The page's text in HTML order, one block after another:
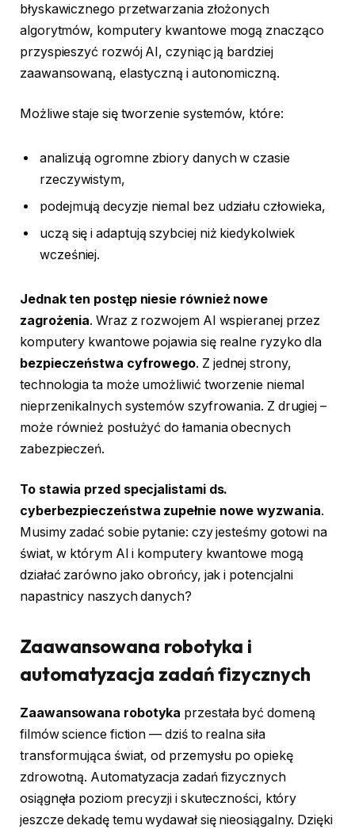
błyskawicznego przetwarzania złożonych
algorytmów, komputery kwantowe mogą znacząco
przyspieszyć rozwój AI, czyniąc ją bardziej
zaawansowaną, elastyczną i autonomiczną.
Możliwe staje się tworzenie systemów, które:
analizują ogromne zbiory danych w czasie
rzeczywistym,
podejmują decyzje niemal bez udziału człowieka,
uczą się i adaptują szybciej niż kiedykolwiek
wcześniej.
Jednak ten postęp niesie również nowe
zagrożenia. Wraz z rozwojem AI wspieranej przez
komputery kwantowe pojawia się realne ryzyko dla
bezpieczeństwa cyfrowego. Z jednej strony,
technologia ta może umożliwić tworzenie niemal
nieprzenikalnych systemów szyfrowania. Z drugiej –
może również posłużyć do łamania obecnych
zabezpieczeń.
To stawia przed specjalistami ds.
cyberbezpieczeństwa zupełnie nowe wyzwania.
Musimy zadać sobie pytanie: czy jesteśmy gotowi na
świat, w którym AI i komputery kwantowe mogą
działać zarówno jako obrońcy, jak i potencjalni
napastnicy naszych danych?
Zaawansowana robotyka i
automatyzacja zadań fizycznych
Zaawansowana robotyka przestała być domeną
filmów science fiction — dziś to realna siła
transformująca świat, od przemysłu po opiekę
zdrowotną. Automatyzacja zadań fizycznych
osiągnęła poziom precyzji i skuteczności, który
jeszcze dekadę temu wydawał się nieosiągalny. Dzięki